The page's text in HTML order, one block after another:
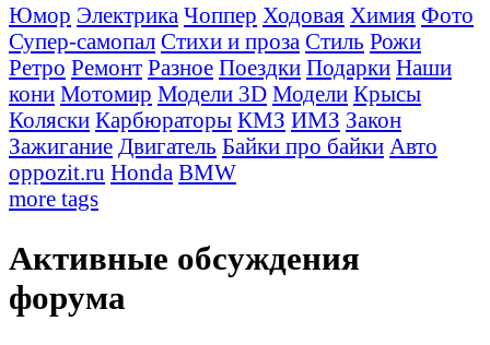
Юмор Электрика Чоппер Ходовая Химия Фото
Супер-самопал Стихи и проза Стиль Рожи
Ретро Ремонт Разное Поездки Подарки Наши
кони Мотомир Модели 3D Модели Крысы
Коляски Карбюраторы КМЗ ИМЗ Закон
Зажигание Двигатель Байки про байки Авто
oppozit.ru Honda BMW
more tags
Активные обсуждения
форума